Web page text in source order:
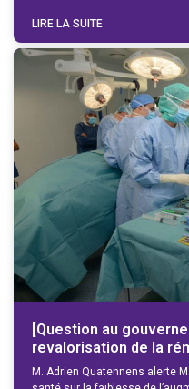
LIRE LA SUITE
[Question au
revalorisation de la
M. Adrien Quatennens alerte